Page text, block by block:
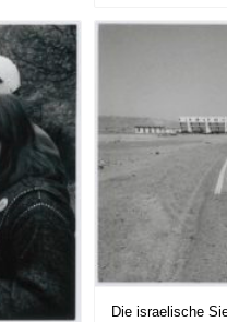
Die israelische